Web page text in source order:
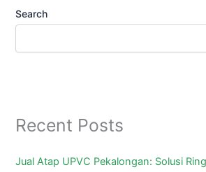
Search
Recent Posts
Jual Atap UPVC Pekalongan: Solusi